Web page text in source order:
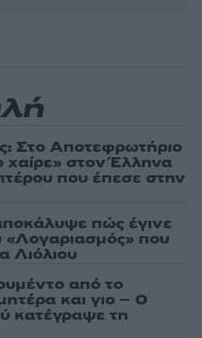
Στο Αποτεφρωτήριο
χαίρε» στον Έλληνα
που έπεσε στην
πώς έγινε
«Λογαριασμός» που
Λιόλιου
από το
και γιο – Ο
κατέγραψε τη